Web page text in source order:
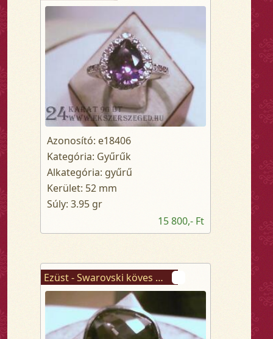
Azonosító: e18406
Kategória: Gyűrűk
Alkategória: gyűrű
Kerület: 52 mm
Súly: 3.95 gr
15 800,- Ft
Ezüst - Swarovski köves gyűrű